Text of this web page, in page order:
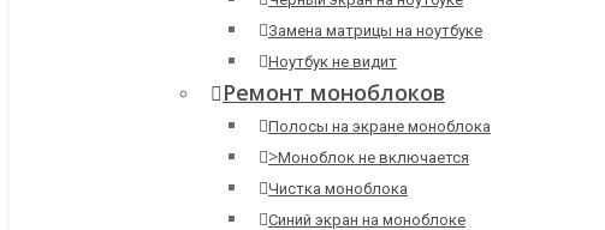
Замена матрицы на ноутбуке
Ноутбук не видит
Ремонт моноблоков
Полосы на экране моноблока
>Моноблок не включается
Чистка моноблока
Синий экран на моноблоке